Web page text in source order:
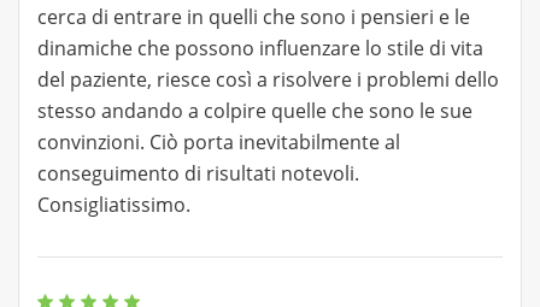
cerca di entrare in quelli che sono i pensieri e le
dinamiche che possono influenzare lo stile di vita
del paziente, riesce così a risolvere i problemi dello
stesso andando a colpire quelle che sono le sue
convinzioni. Ciò porta inevitabilmente al
conseguimento di risultati notevoli.
Consigliatissimo.